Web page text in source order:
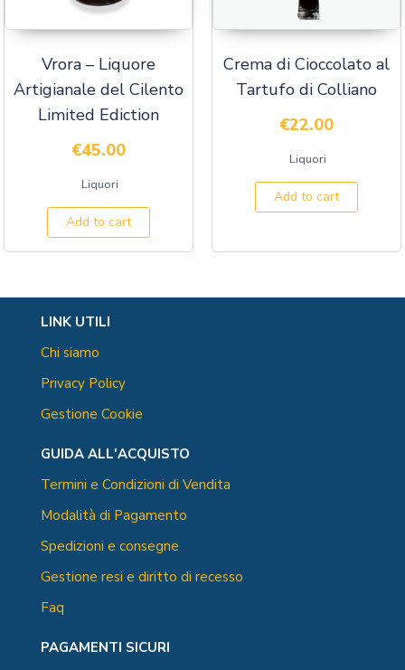
Vrora – Liquore
Artigianale del Cilento
Limited Ediction
€45.00
Liquori
Add to cart
Crema di Cioccolato al
Tartufo di Colliano
€22.00
Liquori
Add to cart
LINK UTILI
Chi siamo
Privacy Policy
Gestione Cookie
GUIDA ALL'ACQUISTO
Termini e Condizioni di Vendita
Modalità di Pagamento
Spedizioni e consegne
Gestione resi e diritto di recesso
Faq
PAGAMENTI SICURI